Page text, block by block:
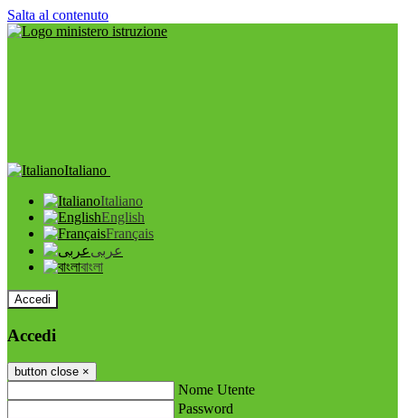
Salta al contenuto
Italiano
Italiano
English
Français
عربى
বাংলা
Accedi
Accedi
button close ×
Nome Utente
Password